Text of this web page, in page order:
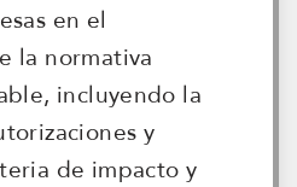
en el
la normativa
incluyendo la
y
de impacto y